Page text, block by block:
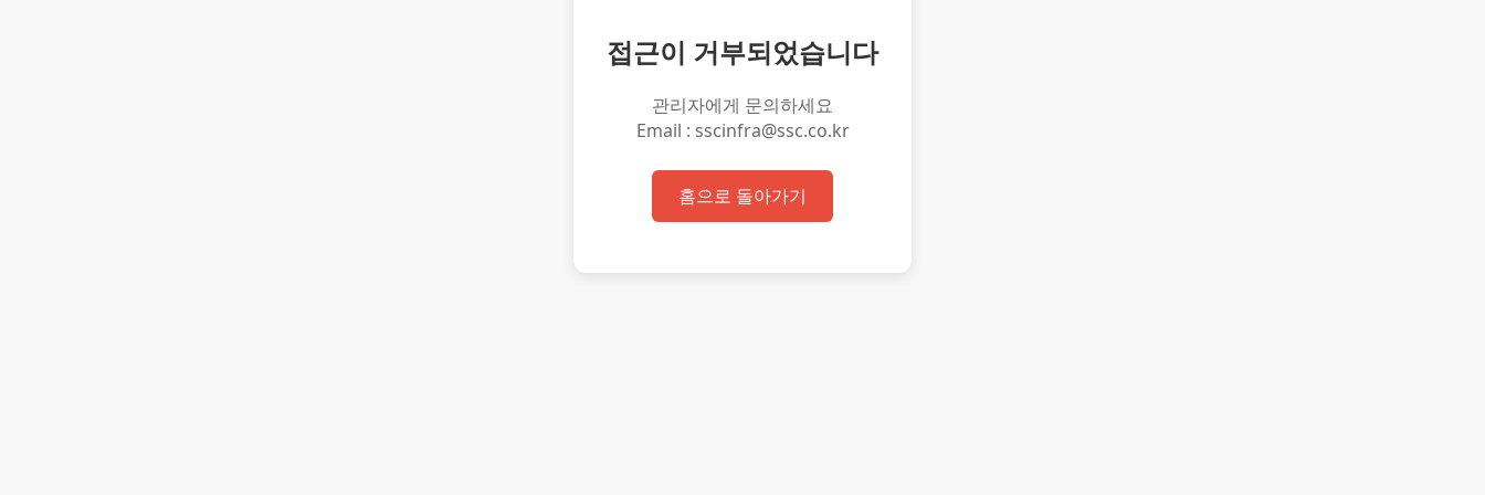
접근이 거부되었습니다
관리자에게 문의하세요
Email : sscinfra@ssc.co.kr
홈으로 돌아가기